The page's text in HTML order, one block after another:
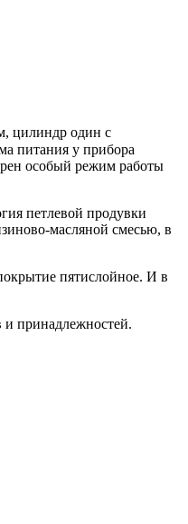
цилиндр один с
питания у прибора
особый режим работы
петлевой продувки
масляной смесью, в
пятислойное. И в
и принадлежностей.